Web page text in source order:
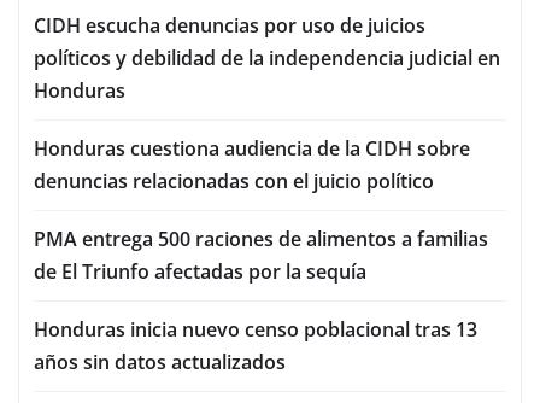
CIDH escucha denuncias por uso de juicios
políticos y debilidad de la independencia judicial en
Honduras
Honduras cuestiona audiencia de la CIDH sobre
denuncias relacionadas con el juicio político
PMA entrega 500 raciones de alimentos a familias
de El Triunfo afectadas por la sequía
Honduras inicia nuevo censo poblacional tras 13
años sin datos actualizados